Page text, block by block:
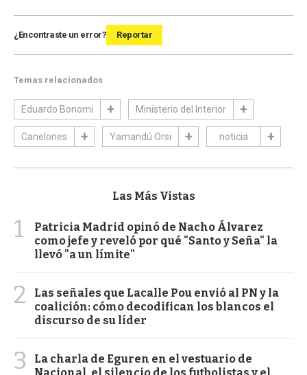
¿Encontraste un error? Reportar
Temas relacionados
Eduardo Bonomi Ministerio del Interior
Canelones Yamandú Orsi noticia
Las Más Vistas
1
Patricia Madrid opinó de Nacho Álvarez
como jefe y reveló por qué "Santo y Seña" la
llevó "a un límite"
2
Las señales que Lacalle Pou envió al PN y la
coalición: cómo decodifican los blancos el
discurso de su líder
3
La charla de Eguren en el vestuario de